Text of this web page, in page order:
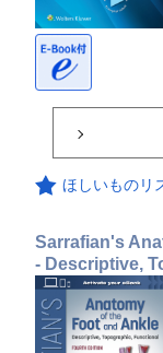
ほしいものリ
Sarrafian's
- Descriptive,